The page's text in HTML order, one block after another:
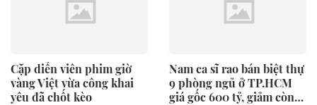
Cặp diễn viên phim giờ
vàng Việt vừa công khai
yêu đã chốt kèo
Nam ca sĩ rao bán biệt thự
9 phòng ngủ ở TP.HCM
giá gốc 600 tỷ, giảm còn